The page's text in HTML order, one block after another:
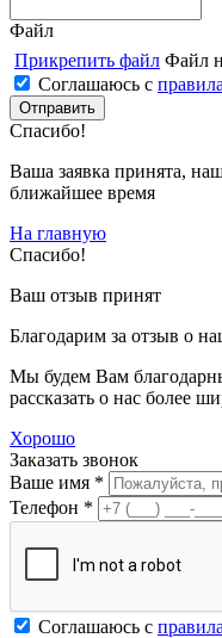
Файл
Прикрепить файл Файл
Соглашаюсь с
Спасибо!
Ваша заявка принята,
ближайшее время
На главную
Спасибо!
Ваш отзыв принят
Благодарим за отзыв о
Мы будем Вам
рассказать о нас более
Хорошо
Заказать звонок
Ваше имя *
Телефон *
Соглашаюсь с